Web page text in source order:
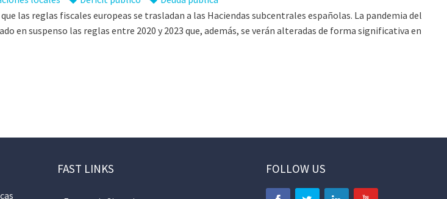
las reglas fiscales europeas se trasladan a las Haciendas subcentrales españolas. La pandemia del
en suspenso las reglas entre 2020 y 2023 que, además, se verán alteradas de forma significativa en
FAST LINKS FOLLOW US